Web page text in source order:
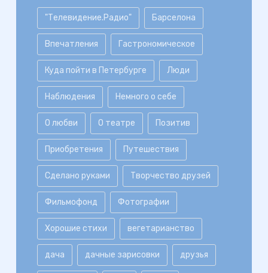
"Телевидение.Радио" Барселона
Впечатления Гастрономическое
Куда пойти в Петербурге Люди
Наблюдения Немного о себе
О любви О театре Позитив
Приобретения Путешествия
Сделано руками Творчество друзей
Фильмофонд Фотографии
Хорошие стихи вегетарианство
дача дачные зарисовки друзья